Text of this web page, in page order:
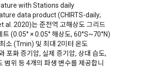
with Stations daily
data product (CHIRTS-daily;
al. 2020)는 준전역 고해상도 그리드
트 (0.05° × 0.05° 해상도, 60°S~70°N)
소 (Tmin) 및 최대 2미터 온도
포화 증기압, 실제 증기압, 상대 습도,
범위 등 4개의 파생 변수를 제공합니